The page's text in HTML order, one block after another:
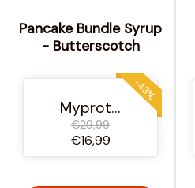
Pancake Bundle Syrup
- Butterscotch
Myprotein Österreich
€29,99
€16,99
-43%